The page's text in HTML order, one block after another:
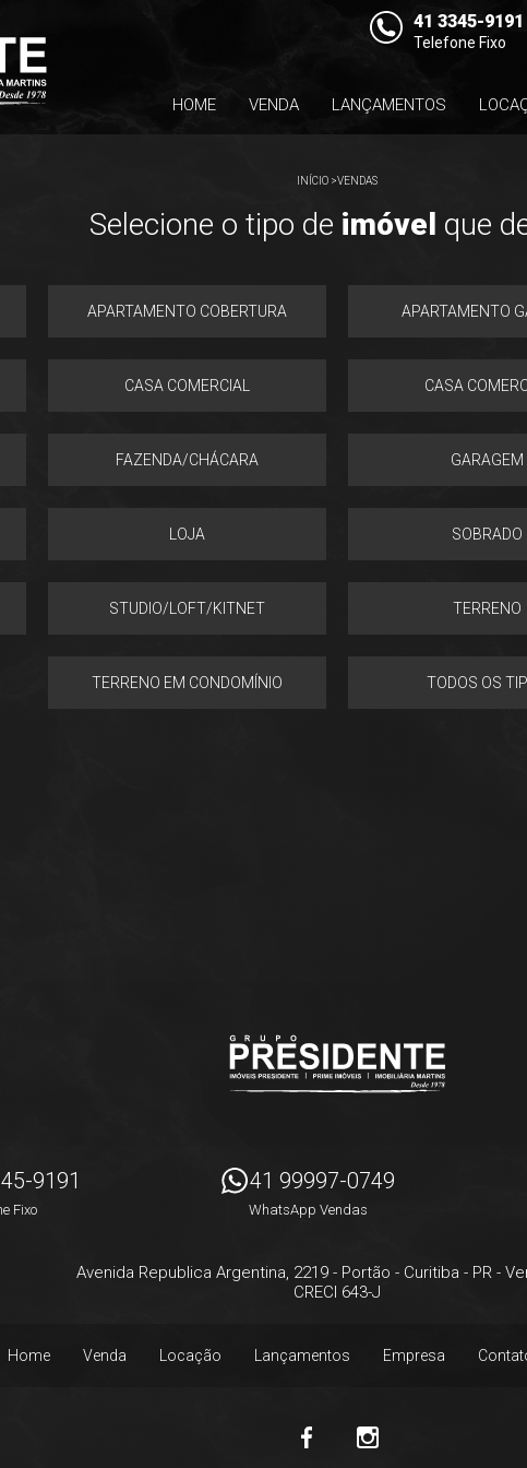
41 3345-9191
Telefone Fixo
HOME VENDA LANÇAMENTOS
INÍCIO >VENDAS
Selecione o tipo de imóvel que
APARTAMENTO COBERTURA APARTAMENTO
CASA COMERCIAL CASA
FAZENDA/CHÁCARA GARAGEM
LOJA SOBRADO
STUDIO/LOFT/KITNET TERRENO
TERRENO EM CONDOMÍNIO TODOS OS
9191
Fixo
41 99997-0749
WhatsApp Vendas
Avenida Republica Argentina, 2219 - Portão - Curitiba - PR -
CRECI 643-J
Home Venda Locação Lançamentos Empresa